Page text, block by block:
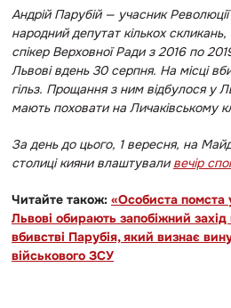
Андрій Парубій — учасник Революції
народний депутат кількох
спікер Верховної Ради з 2016 по
Львові вдень 30 серпня. На місці
гільз. Прощання з ним відбулося у
мають поховати на Личаківському
За день до цього, 1 вересня, на
столиці кияни влаштували вечір
Читайте також: «Особиста помста
Львові обирають запобіжний
вбивстві Парубія, який визнає
військового ЗСУ